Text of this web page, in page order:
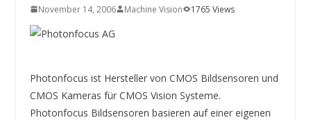
SYSTEMS WIRD EYYES
Compact system for precision
November 14, 2006 Machine Vision 1765 Views
Photonfocus ist Hersteller von CMOS Bildsensoren und
CMOS Kameras für CMOS Vision Systeme.
Photonfocus Bildsensoren basieren auf einer eigenen